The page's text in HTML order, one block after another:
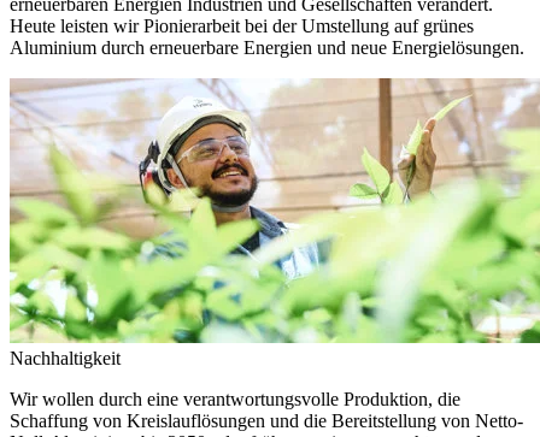
erneuerbaren Energien Industrien und Gesellschaften verändert.
Heute leisten wir Pionierarbeit bei der Umstellung auf grünes
Aluminium durch erneuerbare Energien und neue Energielösungen.
Nachhaltigkeit
Wir wollen durch eine verantwortungsvolle Produktion, die
Schaffung von Kreislauflösungen und die Bereitstellung von Netto-